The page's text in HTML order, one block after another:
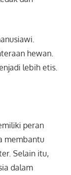
hewan.
lebih etis.
peran
membantu
Selain itu,
dalam